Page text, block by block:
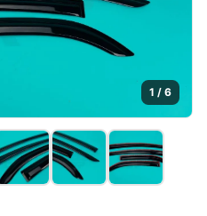
1 / 6